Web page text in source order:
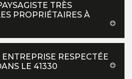
TRÈS
PROPRIÉTAIRES À
RESPECTÉE
LE 41330